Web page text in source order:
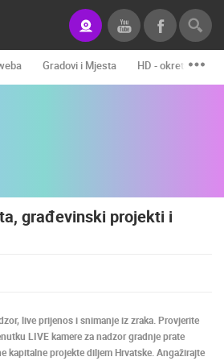
Gradovi i Mjesta HD - okretne
građevinski projekti i
live prijenos i snimanje iz zraka. Provjerite
LIVE kamere za nadzor gradnje prate
kapitalne projekte diljem Hrvatske. Angažirajte